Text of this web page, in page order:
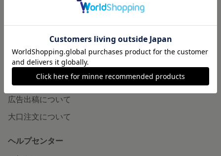
minneとものづくりと
minneの本
企業の方へ
広告出稿について
大口注文について
ヘルプセンター